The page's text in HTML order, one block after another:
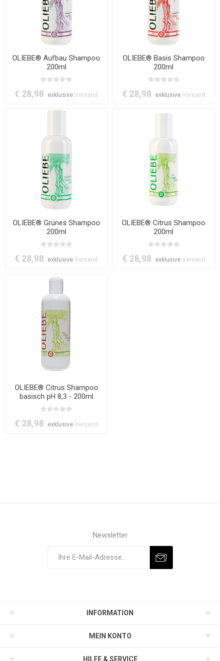
OLIEBE® Aufbau Shampoo
200ml
€ 28,98 exklusiveVersand
OLIEBE® Basis Shampoo
200ml
€ 28,98 exklusive Versand
OLIEBE® Grünes Shampoo
200ml
€ 28,98 exklusiveVersand
OLIEBE® Citrus Shampoo
200ml
€ 28,98 exklusive Versand
OLIEBE® Citrus Shampoo
basisch pH 8,3 - 200ml
€ 28,98 exklusiveVersand
Newsletter
INFORMATION
MEIN KONTO
HILFE & SERVICE